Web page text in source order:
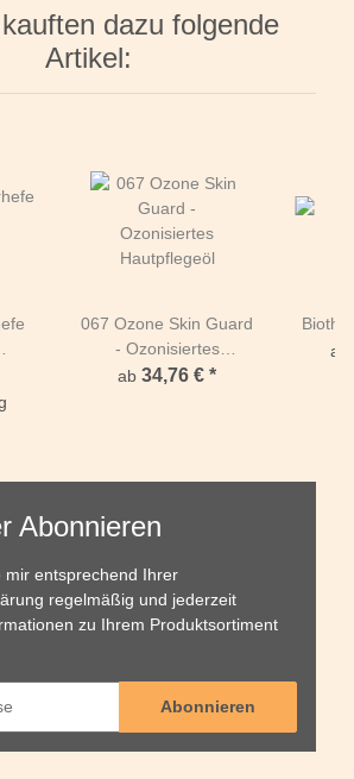
dazu folgende
Artikel:
067 Ozone Skin Guard
- Ozonisiertes
Hautpflegeöl
ab 34,76 € *
ab
Abonnieren
mir entsprechend Ihrer
regelmäßig und jederzeit
zu Ihrem Produktsortiment
Abonnieren